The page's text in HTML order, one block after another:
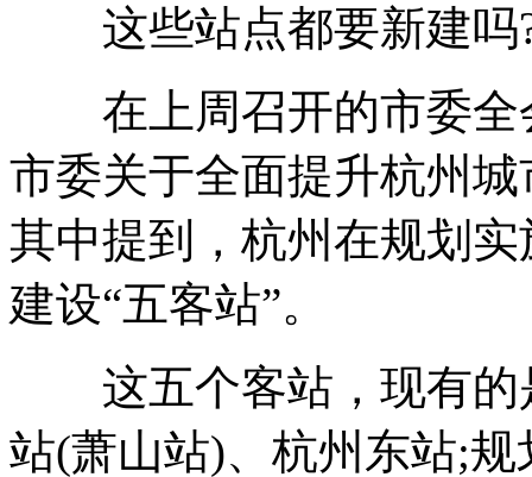
这些站点都要新建吗
在上周召开的市委全
市委关于全面提升杭州
其中提到，杭州在规划
建设“五客站”。
这五个客站，现有的
站(萧山站)、杭州东站;